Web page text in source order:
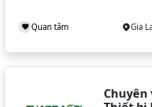
Quan tâm Gia